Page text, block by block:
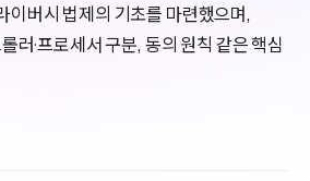
이버시 법제의 기초를 마련했으며,
러·프로세서 구분, 동의 원칙 같은 핵심